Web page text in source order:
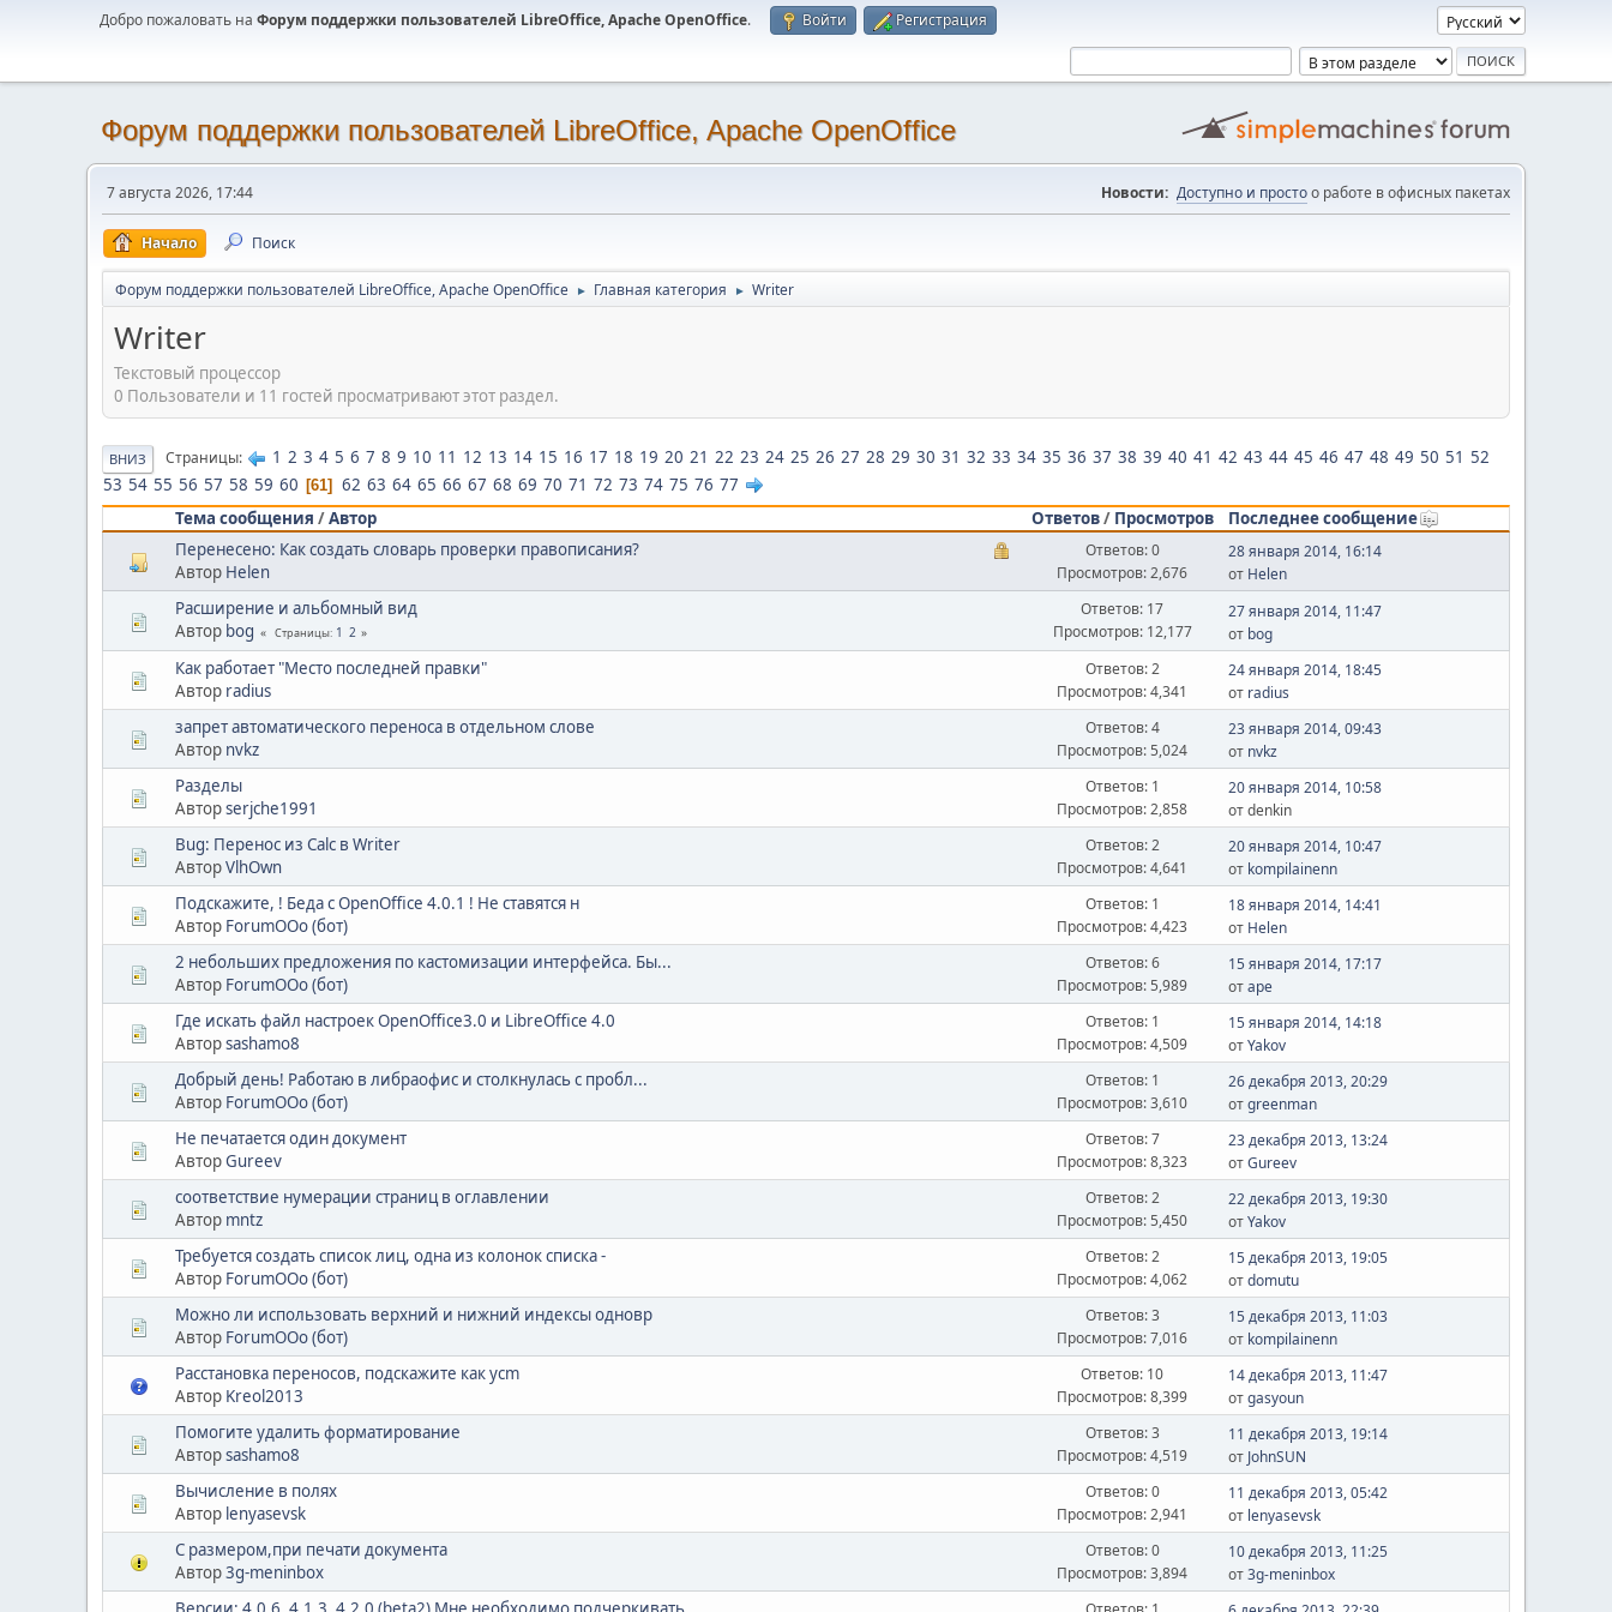
Добро пожаловать на Форум поддержки пользователей LibreOffice, Apache OpenOffice. Войти Регистрация
Форум поддержки пользователей LibreOffice, Apache OpenOffice
7 августа 2026, 17:44 Новости: Доступно и простоо работе в офисных пакетах
Начало Поиск
Форум поддержки пользователей LibreOffice, Apache OpenOffice ► Главная категория ► Writer
Writer
Текстовый процессор
0 Пользователи и 11 гостей просматривают этот раздел.
ВНИЗ Страницы 1 2 3 4 5 6 7 8 9 10 11 12 13 14 15 16 17 18 19 20 21 22 23 24 25 26 27 28 29 30 31 32 33 34 35 36 37 38 39 40 41 42 43 44 45 46 47 48 49 50 51 52
53 54 55 56 57 58 59 60 61 62 63 64 65 66 67 68 69 70 71 72 73 74 75 76 77
Тема сообщения /Автор Ответов/ Просмотров
Последнее сообщение
Перенесено: Как создать словарь проверки правописания?
Автор Helen
Ответов: 0
Просмотров: 2,676
28 января 2014, 16:14
от Helen
Расширение и альбомный вид
Автор bog Страницы 1 2
Ответов: 17
Просмотров: 12,177
27 января 2014, 11:47
от bog
Как работает "Место последней правки"
Автор radius
Ответов: 2
Просмотров: 4,341
24 января 2014, 18:45
от radius
запрет автоматического переноса в отдельном слове
Автор nvkz
Ответов: 4
Просмотров: 5,024
23 января 2014, 09:43
от nvkz
Разделы
Авторserjche1991
Ответов: 1
Просмотров: 2,858
20 января 2014, 10:58
от denkin
Bug: Перенос из Calc в Writer
АвторVlhOwn
Ответов: 2
Просмотров: 4,641
20 января 2014, 10:47
от kompilainenn
Подскажите, ! Беда с OpenOffice 4.0.1 ! Не ставятся н
Автор ForumOOo (бот)
Ответов: 1
Просмотров: 4,423
18 января 2014, 14:41
от Helen
2 небольших предложения по кастомизации интерфейса. Бы...
Автор ForumOOo (бот)
Ответов: 6
Просмотров: 5,989
15 января 2014, 17:17
отape
Где искать файл настроек OpenOffice3.0 и LibreOffice 4.0
Авторsashamo8
Ответов: 1
Просмотров: 4,509
15 января 2014, 14:18
отYakov
Добрый день! Работаю в либраофис и столкнулась с пробл...
Автор ForumOOo (бот)
Ответов: 1
Просмотров: 3,610
26 декабря 2013, 20:29
отgreenman
Не печатается один документ
АвторGureev
Ответов: 7
Просмотров: 8,323
23 декабря 2013, 13:24
отGureev
соответствие нумерации страниц в оглавлении
Автор mntz
Ответов: 2
Просмотров: 5,450
22 декабря 2013, 19:30
отYakov
Требуется создать список лиц, одна из колонок списка -
Автор ForumOOo (бот)
Ответов: 2
Просмотров: 4,062
15 декабря 2013, 19:05
отdomutu
Можно ли использовать верхний и нижний индексы одновр
Автор ForumOOo (бот)
Ответов: 3
Просмотров: 7,016
15 декабря 2013, 11:03
от kompilainenn
Расстановка переносов, подскажите как усm
Автор Kreol2013
Ответов: 10
Просмотров: 8,399
14 декабря 2013, 11:47
отgasyoun
Помогите удалить форматирование
Авторsashamo8
Ответов: 3
Просмотров: 4,519
11 декабря 2013, 19:14
от JohnSUN
Вычисление в полях
Автор lenyasevsk
Ответов: 0
Просмотров: 2,941
11 декабря 2013, 05:42
от lenyasevsk
С размером,при печати документа
Автор3g-meninbox
Ответов: 0
Просмотров: 3,894
10 декабря 2013, 11:25
от3g-meninbox